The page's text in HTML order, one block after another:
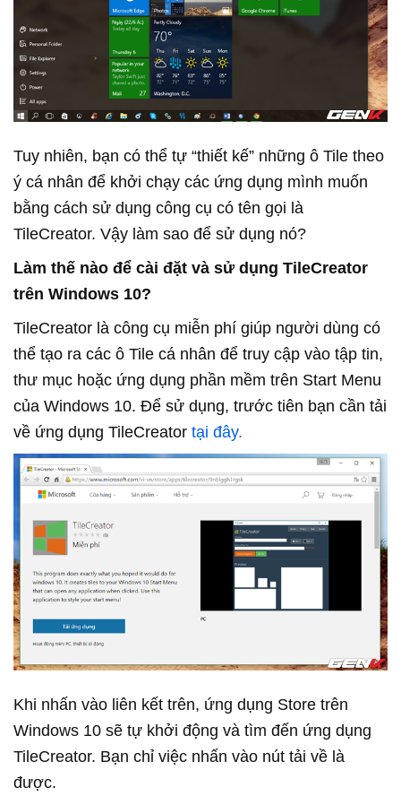
Tuy nhiên, bạn có thể tự “thiết kế” những ô Tile theo
ý cá nhân để khởi chạy các ứng dụng mình muốn
bằng cách sử dụng công cụ có tên gọi là
TileCreator. Vậy làm sao để sử dụng nó?
Làm thế nào để cài đặt và sử dụng TileCreator
trên Windows 10?
TileCreator là công cụ miễn phí giúp người dùng có
thể tạo ra các ô Tile cá nhân để truy cập vào tập tin,
thư mục hoặc ứng dụng phần mềm trên Start Menu
của Windows 10. Để sử dụng, trước tiên bạn cần tải
về ứng dụng TileCreator tại đây.
Khi nhấn vào liên kết trên, ứng dụng Store trên
Windows 10 sẽ tự khởi động và tìm đến ứng dụng
TileCreator. Bạn chỉ việc nhấn vào nút tải về là
được.